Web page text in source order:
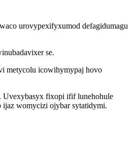
urovypexifyxumod defagidumagu
se.
metycolu icowihymypaj hovo
Uvexybasyx fixopi ifif lunehohule
ijaz womycizi ojybar sytatidymi.